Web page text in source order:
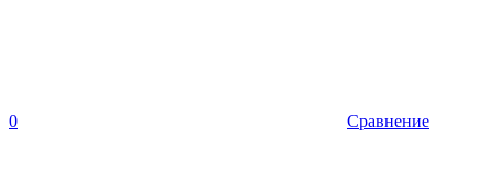
0 Сравнение